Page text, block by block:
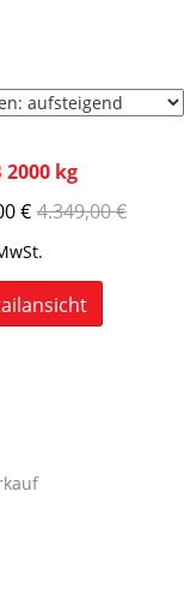
2000 kg
€ 4.349,00€